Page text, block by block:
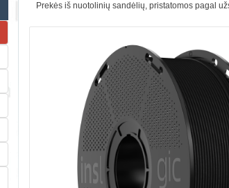
Prekės iš nuotolinių sandėlių, pristatomos pagal